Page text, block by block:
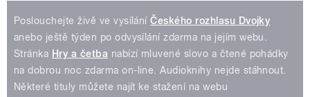
Poslouchejte živě ve vysíláníČeského rozhlasu Dvojky
anebo ještě týden po odvysílání zdarma na jejím webu.
Stránka Hry a četba nabízí mluvené slovo a čtené pohádky
na dobrou noc zdarma on-line. Audioknihy nejde stáhnout.
Některé tituly můžete najít ke stažení na webu